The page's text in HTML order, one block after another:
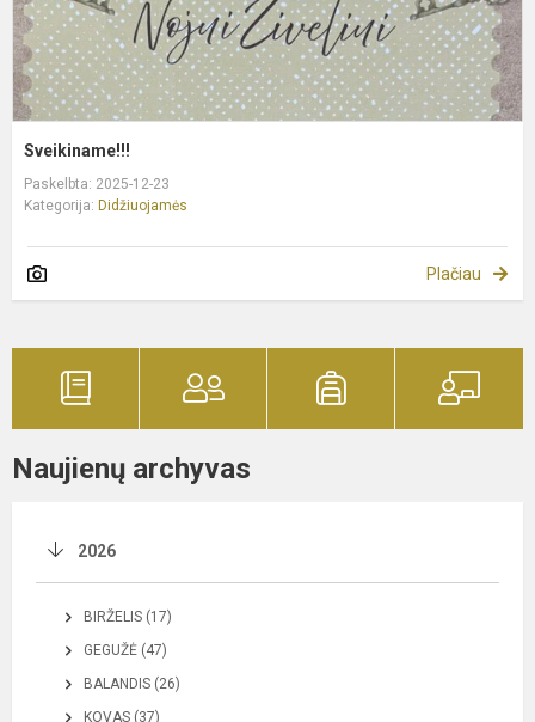
Sveikiname!!!
Paskelbta: 2025-12-23
Kategorija: Didžiuojamės
Plačiau
Naujienų archyvas
2026
BIRŽELIS (17)
GEGUŽĖ (47)
BALANDIS (26)
KOVAS (37)